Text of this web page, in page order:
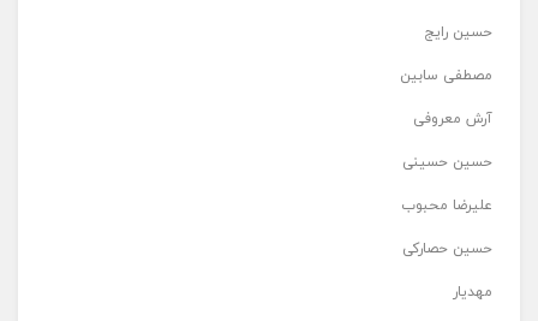
حسین رایج
مصطفی سابین
آرش معروفی
حسین حسینی
علیرضا محبوب
حسین حصارکی
مهدیار